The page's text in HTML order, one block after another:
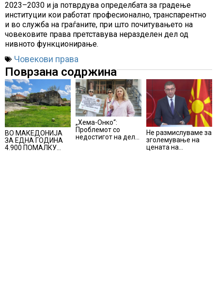
2023–2030 и ја потврдува определбата за градење
институции кои работат професионално, транспарентно
и во служба на граѓаните, при што почитувањето на
човековите права претставува неразделен дел од
нивното функционирање.
Човекови права
Поврзана содржина
ВО МАКЕДОНИЈА
ЗА ЕДНА ГОДИНА
4.900 ПОМАЛКУ
„Хема-Онко“:
Проблемот со
недостигот на дел
Не размислуваме за
зголемување на
цената на